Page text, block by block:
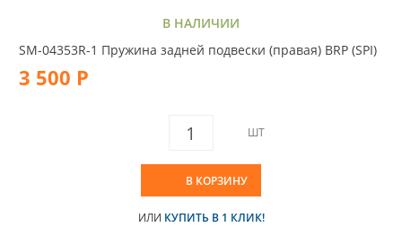
В НАЛИЧИИ
SM-04353R-1 Пружина задней подвески (правая) BRP (SPI)
3 500 Р
ШТ
В КОРЗИНУ
ИЛИ КУПИТЬ В 1 КЛИК!